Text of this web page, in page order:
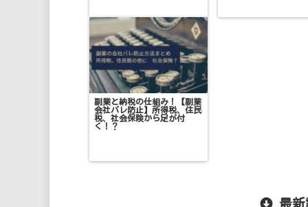
副業と納税の仕組み！【副業
会社バレ防止】所得税、住民
税、社会保険から足が付
く！？
最